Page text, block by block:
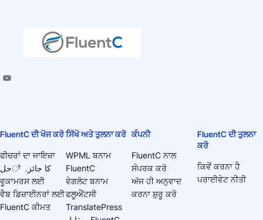
FluentC ਦੀ ਖੋਜ ਕਰੋ
ਫੀਚਰਾਂ ਦਾ ਜਾਇਜ਼ਾ
حلਾਂ کا جائزہ
ਵੂਕਾਮਰਸ ਲਈ
ਵੈਬ ਡਿਜ਼ਾਈਨਰਾਂ ਲਈ
FluentC ਕੀਮਤ
ਸਿੱਖੋ ਅਤੇ ਤੁਲਨਾ ਕਰੋ
WPML ਬਨਾਮ
FluentC
ਵੇਗਲੋਟ ਬਨਾਮ
ਫਲੂਐਂਟਸੀ
TranslatePress
ਕੰਪਨੀ
FluentC ਨਾਲ
ਸੰਪਰਕ ਕਰੋ
ਅੱਜ ਹੀ ਅਨੁਵਾਦ
ਕਰਨਾ ਸ਼ੁਰੂ ਕਰੋ
FluentC ਦੀ ਤੁਲਨਾ
ਕਰੋ
ਕਿਵੇਂ ਕਰਨਾ ਹੈ
ਪਰਾਈਵੇਟ ਨੀਤੀ